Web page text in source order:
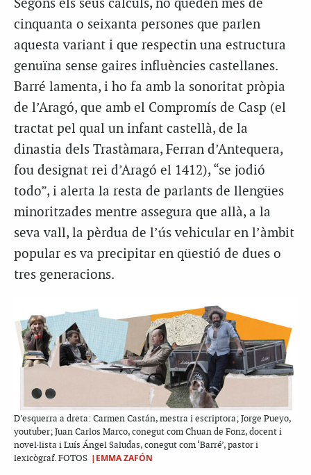
Segons els seus càlculs, no queden més de
cinquanta o seixanta persones que parlen
aquesta variant i que respectin una estructura
genuïna sense gaires influències castellanes.
Barré lamenta, i ho fa amb la sonoritat pròpia
de l’Aragó, que amb el Compromís de Casp (el
tractat pel qual un infant castellà, de la
dinastia dels Trastàmara, Ferran d’Antequera,
fou designat rei d’Aragó el 1412), “se jodió
todo”, i alerta la resta de parlants de llengües
minoritzades mentre assegura que allà, a la
seva vall, la pèrdua de l’ús vehicular en l’àmbit
popular es va precipitar en qüestió de dues o
tres generacions.
D’esquerra a dreta: Carmen Castán, mestra i escriptora; Jorge Pueyo,
youtuber; Juan Carlos Marco, conegut com Chuan de Fonz, docent i
novel·lista i Luís Ángel Saludas, conegut com ‘Barré’, pastor i
lexicògraf. FOTOS |EMMA ZAFÓN